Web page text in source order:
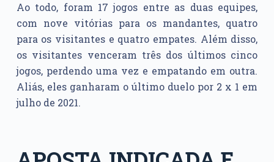
Ao todo, foram 17 jogos entre as duas equipes,
com nove vitórias para os mandantes, quatro
para os visitantes e quatro empates. Além disso,
os visitantes venceram três dos últimos cinco
jogos, perdendo uma vez e empatando em outra.
Aliás, eles ganharam o último duelo por 2 x 1 em
julho de 2021.